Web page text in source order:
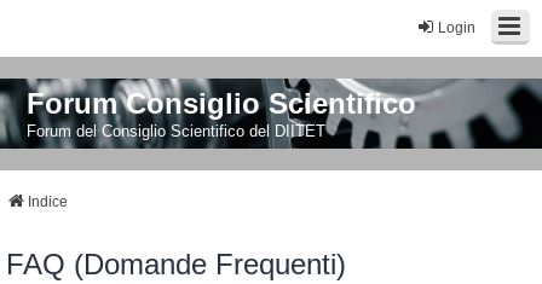
Login
Forum Consiglio Scientifico
Forum del Consiglio Scientifico del DIITET
Indice
FAQ (Domande Frequenti)